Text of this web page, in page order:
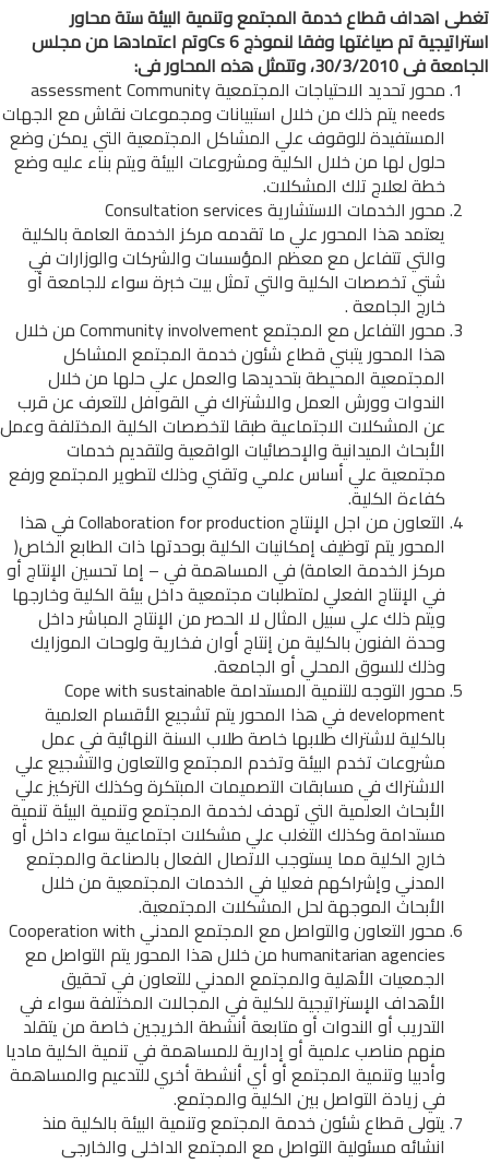
تغطى اهداف قطاع خدمة المجتمع وتنمية البيئة ستة محاور
استراتيجية تم صياغتها وفقا لنموذج ‏Cs 6وتم اعتمادها من مجلس
الجامعة فى 30/3/2010، وتتمثل هذه المحاور فى:
محور تحديد الاحتياجات المجتمعية assessment Community
needs يتم ذلك من خلال استبيانات ومجموعات نقاش مع الجهات
المستفيدة للوقوف علي المشاكل المجتمعية التي يمكن وضع
حلول لها من خلال الكلية ومشروعات البيئة ويتم بناء عليه وضع
خطة لعلاج تلك المشكلات.
محور الخدمات الاستشارية Consultation services
يعتمد هذا المحور علي ما تقدمه مركز الخدمة العامة بالكلية
والتي تتفاعل مع معظم المؤسسات والشركات والوزارات في
شتي تخصصات الكلية والتي تمثل بيت خبرة سواء للجامعة أو
خارج الجامعة .
محور التفاعل مع المجتمع Community involvement من خلال
هذا المحور يتبني قطاع شئون خدمة المجتمع المشاكل
المجتمعية المحيطة بتحديدها والعمل علي حلها من خلال
الندوات وورش العمل والاشتراك في القوافل للتعرف عن قرب
عن المشكلات الاجتماعية طبقا لتخصصات الكلية المختلفة وعمل
الأبحاث الميدانية والإحصائيات الواقعية ولتقديم خدمات
مجتمعية علي أساس علمي وتقني وذلك لتطوير المجتمع ورفع
كفاءة الكلية.
التعاون من اجل الإنتاج Collaboration for production في هذا
المحور يتم توظيف إمكانيات الكلية بوحدتها ذات الطابع الخاص(
مركز الخدمة العامة) في المساهمة في – إما تحسين الإنتاج أو
في الإنتاج الفعلي لمتطلبات مجتمعية داخل بيئة الكلية وخارجها
ويتم ذلك علي سبيل المثال لا الحصر من الإنتاج المباشر داخل
وحدة الفنون بالكلية من إنتاج أوان فخارية ولوحات الموزايك
وذلك للسوق المحلي أو الجامعة.
محور التوجه للتنمية المستدامة Cope with sustainable
development في هذا المحور يتم تشجيع الأقسام العلمية
بالكلية لاشتراك طلابها خاصة طلاب السنة النهائية في عمل
مشروعات تخدم البيئة وتخدم المجتمع والتعاون والتشجيع علي
الاشتراك في مسابقات التصميمات المبتكرة وكذلك التركيز علي
الأبحاث العلمية التي تهدف لخدمة المجتمع وتنمية البيئة تنمية
مستدامة وكذلك التغلب علي مشكلات اجتماعية سواء داخل أو
خارج الكلية مما يستوجب الاتصال الفعال بالصناعة والمجتمع
المدني وإشراكهم فعليا في الخدمات المجتمعية من خلال
الأبحاث الموجهة لحل المشكلات المجتمعية.
محور التعاون والتواصل مع المجتمع المدني Cooperation with
humanitarian agencies من خلال هذا المحور يتم التواصل مع
الجمعيات الأهلية والمجتمع المدني للتعاون في تحقيق
الأهداف الإستراتيجية للكلية في المجالات المختلفة سواء في
التدريب أو الندوات أو متابعة أنشطة الخريجين خاصة من يتقلد
منهم مناصب علمية أو إدارية للمساهمة في تنمية الكلية ماديا
وأدبيا وتنمية المجتمع أو أي أنشطة أخري للتدعيم والمساهمة
في زيادة التواصل بين الكلية والمجتمع.
يتولى قطاع شئون خدمة المجتمع وتنمية البيئة بالكلية منذ
انشائه مسئولية التواصل مع المجتمع الداخلى والخارجى